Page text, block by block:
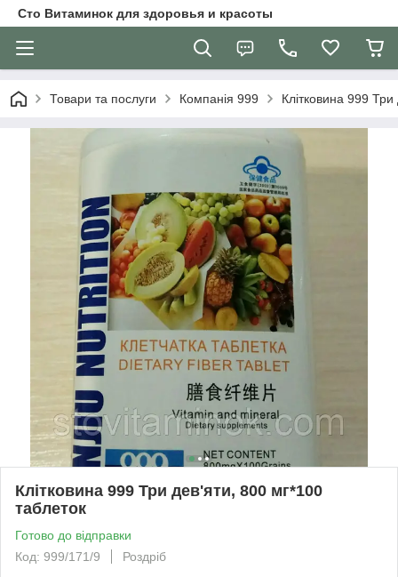
Сто Витаминок для здоровья и красоты
Товари та послуги Компанія 999 Клітковина 999
Клітковина 999 Три дев'яти, 800 мг*100
таблеток
Готово до відправки
Код: 999/171/9
Роздріб